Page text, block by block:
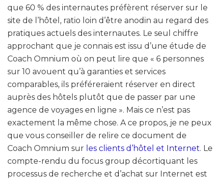
que 60 % des internautes préfèrent réserver sur le
site de l’hôtel, ratio loin d’être anodin au regard des
pratiques actuels des internautes. Le seul chiffre
approchant que je connais est issu d’une étude de
Coach Omnium où on peut lire que « 6 personnes
sur 10 avouent qu’à garanties et services
comparables, ils préféreraient réserver en direct
auprès des hôtels plutôt que de passer par une
agence de voyages en ligne ». Mais ce n’est pas
exactement la même chose. A ce propos, je ne peux
que vous conseiller de relire ce document de
Coach Omnium sur les clients d’hôtel et Internet. Le
compte-rendu du focus group décortiquant les
processus de recherche et d’achat sur Internet est